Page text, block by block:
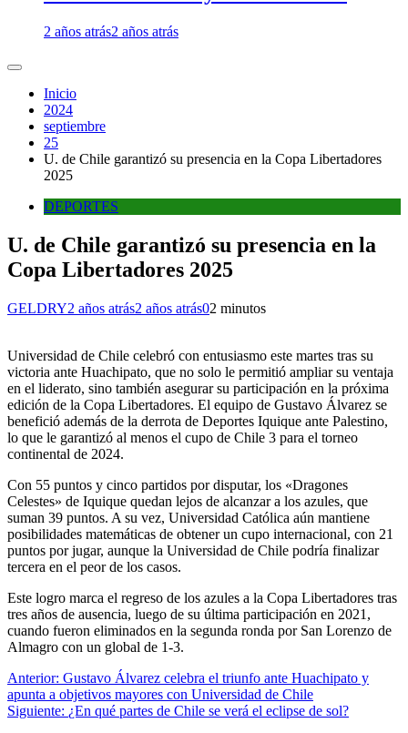
2 años atrás2 años atrás
Inicio
2024
septiembre
25
U. de Chile garantizó su presencia en la Copa Libertadores
2025
DEPORTES
U. de Chile garantizó su presencia en la
Copa Libertadores 2025
GELDRY2 años atrás2 años atrás02 minutos
Universidad de Chile celebró con entusiasmo este martes tras su
victoria ante Huachipato, que no solo le permitió ampliar su ventaja
en el liderato, sino también asegurar su participación en la próxima
edición de la Copa Libertadores. El equipo de Gustavo Álvarez se
benefició además de la derrota de Deportes Iquique ante Palestino,
lo que le garantizó al menos el cupo de Chile 3 para el torneo
continental de 2024.
Con 55 puntos y cinco partidos por disputar, los «Dragones
Celestes» de Iquique quedan lejos de alcanzar a los azules, que
suman 39 puntos. A su vez, Universidad Católica aún mantiene
posibilidades matemáticas de obtener un cupo internacional, con 21
puntos por jugar, aunque la Universidad de Chile podría finalizar
tercera en el peor de los casos.
Este logro marca el regreso de los azules a la Copa Libertadores tras
tres años de ausencia, luego de su última participación en 2021,
cuando fueron eliminados en la segunda ronda por San Lorenzo de
Almagro con un global de 1-3.
Navegación
de
Anterior: Gustavo Álvarez celebra el triunfo ante Huachipato y
apunta a objetivos mayores con Universidad de Chile
Siguiente: ¿En qué partes de Chile se verá el eclipse de sol?